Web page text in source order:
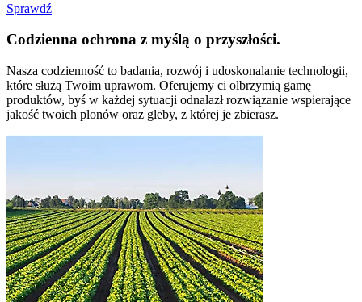
Sprawdź
Codzienna ochrona z myślą o przyszłości.
Nasza codzienność to badania, rozwój i udoskonalanie technologii,
które służą Twoim uprawom. Oferujemy ci olbrzymią gamę
produktów, byś w każdej sytuacji odnalazł rozwiązanie wspierające
jakość twoich plonów oraz gleby, z której je zbierasz.